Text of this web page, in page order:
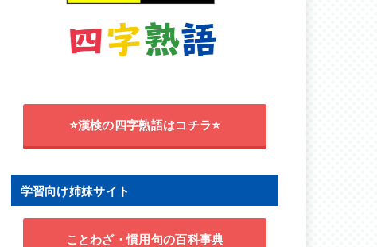
⭐漢検の四字熟語はコチラ⭐
学習向け姉妹サイト
ことわざ・慣用句の百科事典